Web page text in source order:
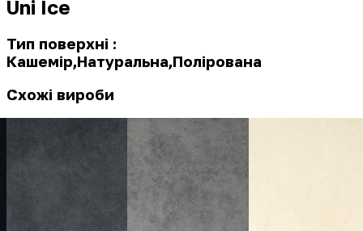
Uni Ice
Тип поверхні :
Кашемір,Натуральна,Полірована
Схожі вироби